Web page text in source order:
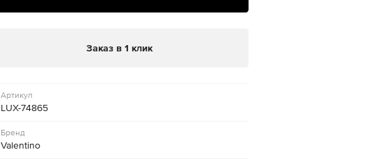
Заказ в 1 клик
Артикул
LUX-74865
Бренд
Valentino